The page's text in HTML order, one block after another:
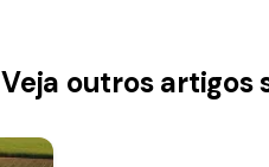
Veja outros artigos